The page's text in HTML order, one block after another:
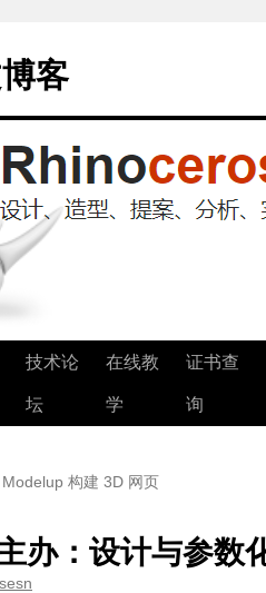
客
技术论
坛
在线教
学
证书查
询
构建 3D 网页
办：设计与参数